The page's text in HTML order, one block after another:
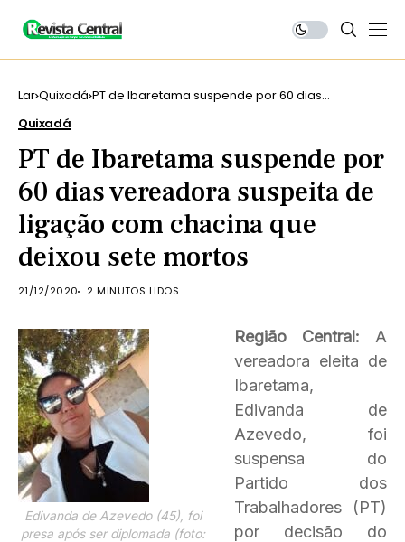
Lar Quixadá PT de Ibaretama suspende por 60 dias
Quixadá
PT de Ibaretama suspende por
60 dias vereadora suspeita de
ligação com chacina que
deixou sete mortos
21/12/2020 2 MINUTOS LIDOS
Edivanda de Azevedo (45), foi
presa após ser diplomada (foto:
Região Central: A
vereadora eleita de
Ibaretama,
Edivanda de
Azevedo, foi
suspensa do
Partido dos
Trabalhadores (PT)
por decisão do